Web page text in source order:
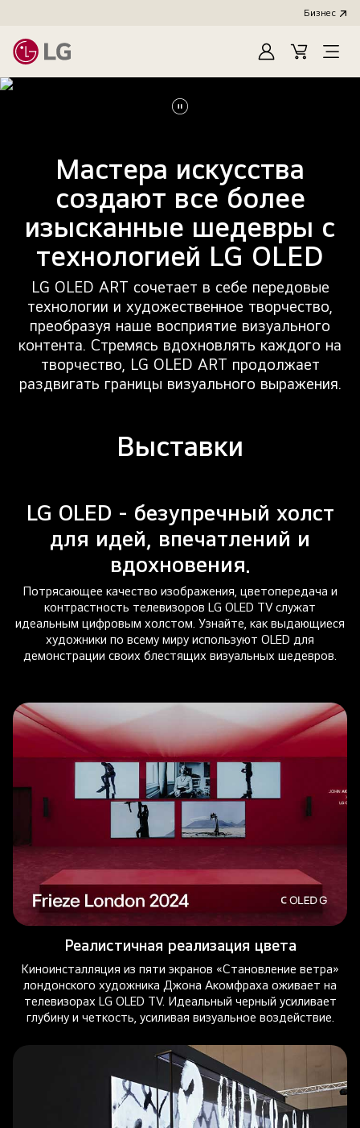
Бизнес
Cart
Open
Menu
на
паузу
Мастера искусства
создают все более
изысканные шедевры с
технологией LG OLED
LG OLED ART сочетает в себе передовые
технологии и художественное творчество,
преобразуя наше восприятие визуального
контента. Стремясь вдохновлять каждого на
творчество, LG OLED ART продолжает
раздвигать границы визуального выражения.
Выставки
LG OLED - безупречный холст
для идей, впечатлений и
вдохновения.
Потрясающее качество изображения, цветопередача и
контрастность телевизоров LG OLED TV служат
идеальным цифровым холстом. Узнайте, как выдающиеся
художники по всему миру используют OLED для
демонстрации своих блестящих визуальных шедевров.
Реалистичная реализация цвета
Киноинсталляция из пяти экранов «Становление ветра»
лондонского художника Джона Акомфраха оживает на
телевизорах LG OLED TV. Идеальный черный усиливает
глубину и четкость, усиливая визуальное воздействие.